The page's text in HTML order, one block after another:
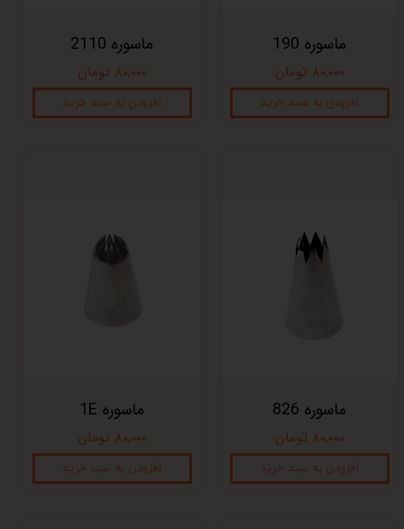
ماسوره 190
۸۰,۰۰۰ تومان
افزودن به سبد خرید
ماسوره 2110
۸۰,۰۰۰ تومان
افزودن به سبد خرید
ماسوره 826
۸۰,۰۰۰ تومان
افزودن به سبد خرید
ماسوره 1E
۸۰,۰۰۰ تومان
افزودن به سبد خرید